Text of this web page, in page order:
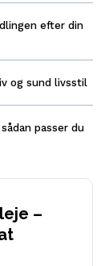
efter din
og sund livsstil
passer du
–